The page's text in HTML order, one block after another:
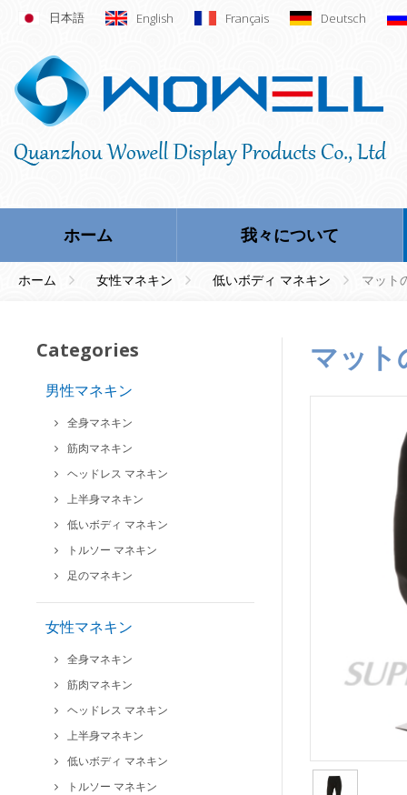
日本語 English Français Deutsch
ホーム 我々について
ホーム 女性マネキン 低いボディ マネキン マット
Categories
男性マネキン
全身マネキン
筋肉マネキン
ヘッドレス マネキン
上半身マネキン
低いボディ マネキン
トルソー マネキン
足のマネキン
女性マネキン
全身マネキン
筋肉マネキン
ヘッドレス マネキン
上半身マネキン
低いボディ マネキン
トルソー マネキン
マッ